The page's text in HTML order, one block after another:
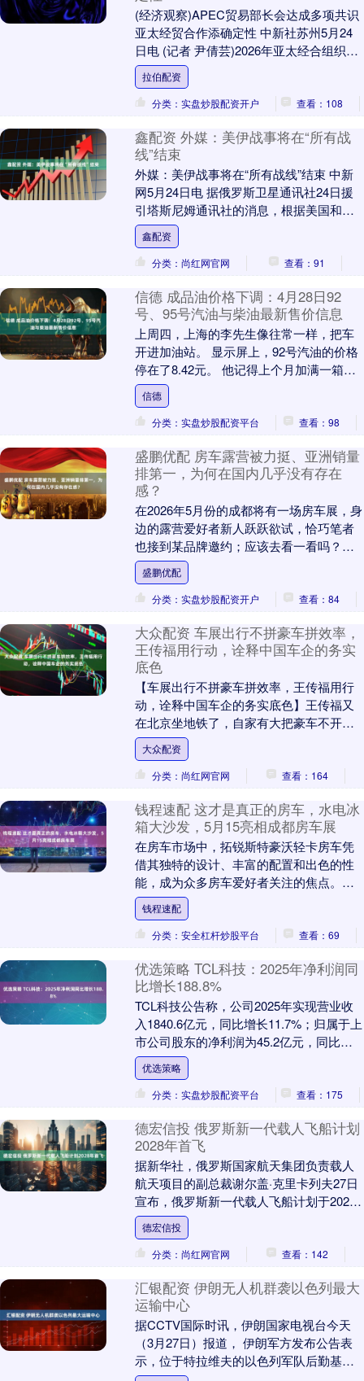
(经济观察)APEC贸易部长会达成多项共识
亚太经贸合作添确定性 中新社苏州5月24
日电 (记者 尹倩芸)2026年亚太经合组织
(APEC)贸易部长会议23日在....
拉伯配资
分类：实盘炒股配资开户
查看：108
鑫配资 外媒：美伊战事将在“所有战
线”结束
外媒：美伊战事将在“所有战线”结束 中新
网5月24日电 据俄罗斯卫星通讯社24日援
引塔斯尼姆通讯社的消息，根据美国和伊
朗达成的初步协议，美伊之间的敌对行动
将在包....
鑫配资
分类：尚红网官网
查看：91
信德 成品油价格下调：4月28日92
号、95号汽油与柴油最新售价信息
上周四，上海的李先生像往常一样，把车
开进加油站。 显示屏上，92号汽油的价格
停在了8.42元。 他记得上个月加满一箱油
要四百多，这次只花了不到四百二。 加油
员一....
信德
分类：实盘炒股配资平台
查看：98
盛鹏优配 房车露营被力挺、亚洲销量
排第一，为何在国内几乎没有存在
感？
在2026年5月份的成都将有一场房车展，身
边的露营爱好者新人跃跃欲试，恰巧笔者
也接到某品牌邀约；应该去看一看吗？然
而完全没有兴趣。且不论是一场单一车型
的展览会，....
盛鹏优配
分类：实盘炒股配资开户
查看：84
大众配资 车展出行不拼豪车拼效率，
王传福用行动，诠释中国车企的务实
底色
【车展出行不拼豪车拼效率，王传福用行
动，诠释中国车企的务实底色】王传福又
在北京坐地铁了，自家有大把豪车不开，
就是为了出行效率携带李柯和李云飞等高
管挤地铁，真接地....
大众配资
分类：尚红网官网
查看：164
钱程速配 这才是真正的房车，水电冰
箱大沙发，5月15亮相成都房车展
在房车市场中，拓锐斯特豪沃轻卡房车凭
借其独特的设计、丰富的配置和出色的性
能，成为众多房车爱好者关注的焦点。它
以大空间、高配置和舒适的旅居体验，为
追求自由旅行的人....
钱程速配
分类：安全杠杆炒股平台
查看：69
优选策略 TCL科技：2025年净利润同
比增长188.8%
TCL科技公告称，公司2025年实现营业收
入1840.6亿元，同比增长11.7%；归属于上
市公司股东的净利润为45.2亿元，同比增
长188.8%。 举报 第一财....
优选策略
分类：实盘炒股配资平台
查看：175
德宏信投 俄罗斯新一代载人飞船计划
2028年首飞
据新华社，俄罗斯国家航天集团负责载人
航天项目的副总裁谢尔盖·克里卡列夫27日
宣布，俄罗斯新一代载人飞船计划于2028
年首飞。 举报 相关阅读 2026国家立法
新....
德宏信投
分类：尚红网官网
查看：142
汇银配资 伊朗无人机群袭以色列最大
运输中心
据CCTV国际时讯，伊朗国家电视台今天
（3月27日）报道， 伊朗军方发布公告表
示，位于特拉维夫的以色列军队后勤基地